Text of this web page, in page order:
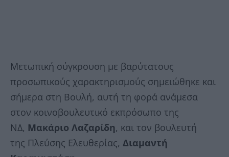
Μετωπική σύγκρουση με βαρύτατους
προσωπικούς χαρακτηρισμούς σημειώθηκε και
σήμερα στη Βουλή, αυτή τη φορά ανάμεσα
στον κοινοβουλευτικό εκπρόσωπο της
ΝΔ, Μακάριο Λαζαρίδη, και τον βουλευτή
της Πλεύσης Ελευθερίας, Διαμαντή